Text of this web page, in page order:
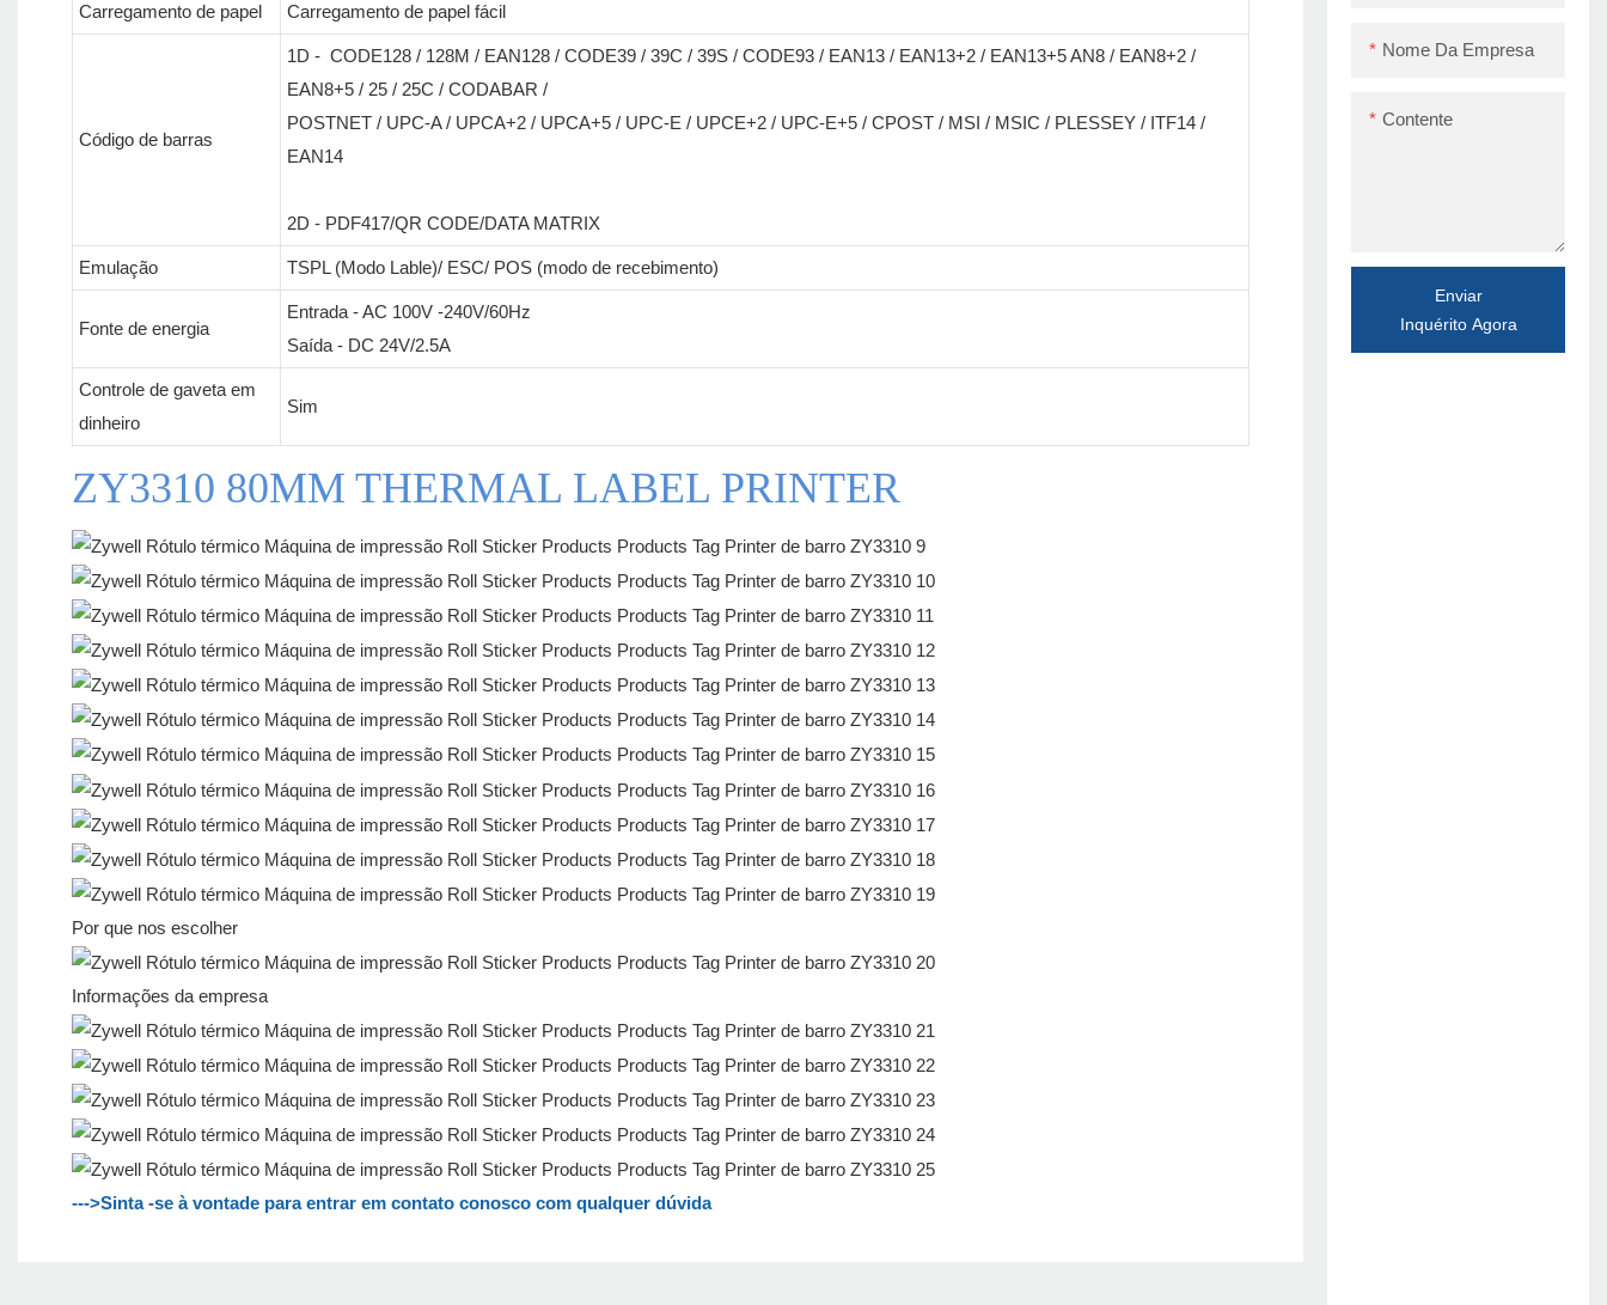
Nome Da Empresa
Contente
Enviar
Inquérito Agora
Carregamento de papel Carregamento de papel fácil
Código de barras
1D - CODE128 / 128M / EAN128 / CODE39 / 39C / 39S / CODE93 / EAN13 / EAN13+2 / EAN13+5 AN8 / EAN8+2 /
EAN8+5 / 25 / 25C / CODABAR /
POSTNET / UPC-A / UPCA+2 / UPCA+5 / UPC-E / UPCE+2 / UPC-E+5 / CPOST / MSI / MSIC / PLESSEY / ITF14 /
EAN14
2D - PDF417/QR CODE/DATA MATRIX
Emulação TSPL (Modo Lable)/ ESC/ POS (modo de recebimento)
Fonte de energia
Entrada - AC 100V -240V/60Hz
Saída - DC 24V/2.5A
Controle de gaveta em
dinheiro
Sim
ZY3310 80MM THERMAL LABEL PRINTER
Por que nos escolher
Informações da empresa
--->Sinta -se à vontade para entrar em contato conosco com qualquer dúvida